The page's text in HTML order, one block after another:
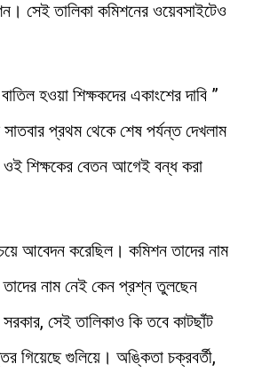
সেই তালিকা কমিশনের ওয়েবসাইটেও
হওয়া শিক্ষকদের একাংশের দাবি ”
প্রথম থেকে শেষ পর্যন্ত দেখলাম
ওই শিক্ষকের বেতন আগেই বন্ধ করা
আবেদন করেছিল। কমিশন তাদের নাম
নাম নেই কেন প্রশ্ন তুলছেন
সেই তালিকাও কি তবে কাটছাঁট
গুলিয়ে। অঙ্কিতা চক্রবর্তী,